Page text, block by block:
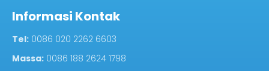
Informasi Kontak
Tel: 0086 020 2262 6603
Massa: 0086 188 2624 1798